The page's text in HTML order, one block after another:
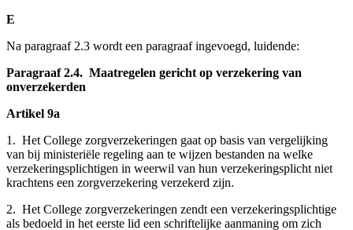
E
Na paragraaf 2.3 wordt een paragraaf ingevoegd, luidende:
Paragraaf 2.4. Maatregelen gericht op verzekering van
onverzekerden
Artikel 9a
1. Het College zorgverzekeringen gaat op basis van vergelijking
van bij ministeriële regeling aan te wijzen bestanden na welke
verzekeringsplichtigen in weerwil van hun verzekeringsplicht niet
krachtens een zorgverzekering verzekerd zijn.
2. Het College zorgverzekeringen zendt een verzekeringsplichtige
als bedoeld in het eerste lid een schriftelijke aanmaning om zich